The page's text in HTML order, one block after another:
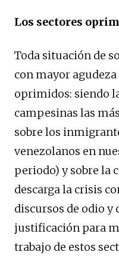
Los sectores
Toda situación de
con mayor
oprimidos: siendo
campesinas las
sobre los
venezolanos en
periodo) y sobre la
descarga la crisis
discursos de odio
justificación para
trabajo de estos